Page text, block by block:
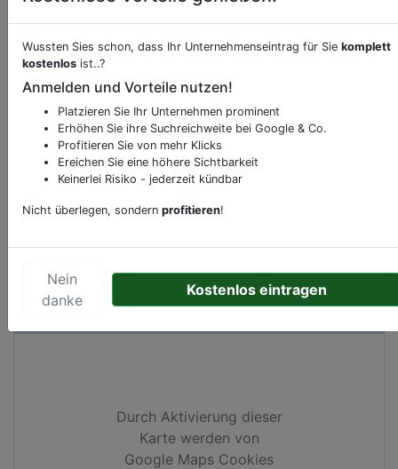
Beschreibung & Services von
oder andere relevante Informationen hinzufügen?
Klicken Sie bittehierum uns zu kontaktieren.
Gerne erweitern wir Ihren Firmeneintrag um
Sonderangebote odere besondere Services, die
Ihr Unternehmen anbietet und womit Sie sich von
Durch Aktivierung dieser
Karte werden von
Google Maps Cookies
Wussten Sies schon, dass Ihr Unternehmenseintrag für Sie komplett
kostenlos ist..?
Anmelden und Vorteile nutzen!
Platzieren Sie Ihr Unternehmen prominent
Erhöhen Sie ihre Suchreichweite bei Google & Co.
Profitieren Sie von mehr Klicks
Ereichen Sie eine höhere Sichtbarkeit
Keinerlei Risiko - jederzeit kündbar
Nicht überlegen, sondern profitieren!
Nein
danke
Kostenlos eintragen